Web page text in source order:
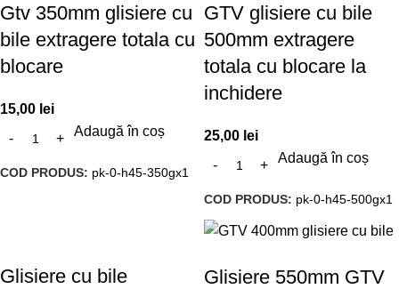
Gtv 350mm glisiere cu
bile extragere totala cu
blocare
15,00 lei
Adaugă în coș
COD PRODUS: pk-0-h45-350gx1
GTV glisiere cu bile
500mm extragere
totala cu blocare la
inchidere
25,00 lei
Adaugă în coș
COD PRODUS: pk-0-h45-500gx1
Glisiere cu bile
Glisiere 550mm GTV